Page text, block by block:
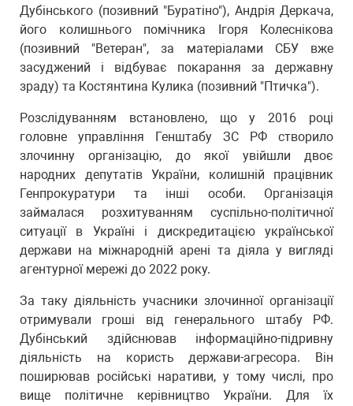
Дубінського (позивний "Буратіно"), Андрія Деркача,
його колишнього помічника Ігоря Колеснікова
(позивний "Ветеран", за матеріалами СБУ вже
засуджений і відбуває покарання за державну
зраду) та Костянтина Кулика (позивний "Птичка").
Розслідуванням встановлено, що у 2016 році
головне управління Генштабу ЗС РФ створило
злочинну організацію, до якої увійшли двоє
народних депутатів України, колишній працівник
Генпрокуратури та інші особи. Організація
займалася розхитуванням суспільно-політичної
ситуації в Україні і дискредитацією української
держави на міжнародній арені та діяла у вигляді
агентурної мережі до 2022 року.
За таку діяльність учасники злочинної організації
отримували гроші від генерального штабу РФ.
Дубінський здійснював інформаційно-підривну
діяльність на користь держави-агресора. Він
поширював російські наративи, у тому числі, про
вище політичне керівництво України. Для їх